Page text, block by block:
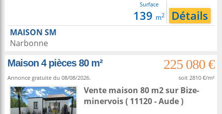
Surface
139 m2 Détails
MAISON SM
Narbonne
Maison 4 pièces 80 m²
225 080 €
Annonce gratuite du 08/08/2026. soit 2810 €/m²
Vente maison 80 m2sur Bize-
minervois( 11120 - Aude )